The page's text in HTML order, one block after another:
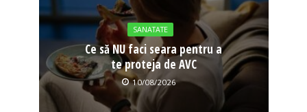
SANATATE
Ce să NU faci seara pentru a
te proteja de AVC
10/08/2026